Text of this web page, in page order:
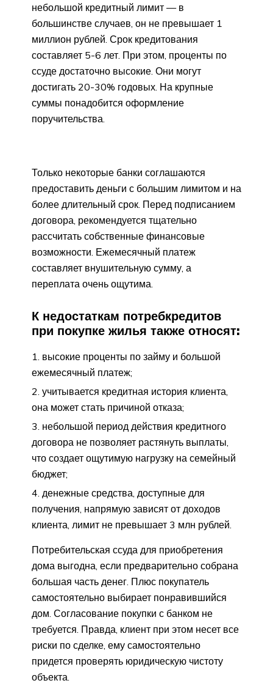
небольшой кредитный лимит — в
большинстве случаев, он не превышает 1
миллион рублей. Срок кредитования
составляет 5-6 лет. При этом, проценты по
ссуде достаточно высокие. Они могут
достигать 20-30% годовых. На крупные
суммы понадобится оформление
поручительства.
Только некоторые банки соглашаются
предоставить деньги с большим лимитом и на
более длительный срок. Перед подписанием
договора, рекомендуется тщательно
рассчитать собственные финансовые
возможности. Ежемесячный платеж
составляет внушительную сумму, а
переплата очень ощутима.
К недостаткам потребкредитов
при покупке жилья также относят:
высокие проценты по займу и большой
ежемесячный платеж;
учитывается кредитная история клиента,
она может стать причиной отказа;
небольшой период действия кредитного
договора не позволяет растянуть выплаты,
что создает ощутимую нагрузку на семейный
бюджет;
денежные средства, доступные для
получения, напрямую зависят от доходов
клиента, лимит не превышает 3 млн рублей.
Потребительская ссуда для приобретения
дома выгодна, если предварительно собрана
большая часть денег. Плюс покупатель
самостоятельно выбирает понравившийся
дом. Согласование покупки с банком не
требуется. Правда, клиент при этом несет все
риски по сделке, ему самостоятельно
придется проверять юридическую чистоту
объекта.